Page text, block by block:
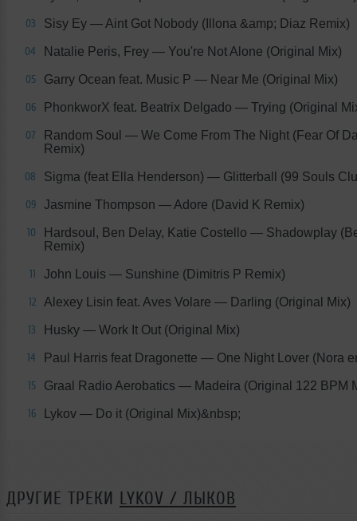
03 Sisy Ey — Aint Got Nobody (Illona &amp; Diaz Remix)
04 Natalie Peris, Frey — You're Not Alone (Original Mix)
05 Garry Ocean feat. Music P — Near Me (Original Mix)
06 PhonkworX feat. Beatrix Delgado — Trying (Original
07 Random Soul — We Come From The Night (Fear Of
Remix)
08 Sigma (feat Ella Henderson) — Glitterball (99 Souls
09 Jasmine Thompson — Adore (David K Remix)
10 Hardsoul, Ben Delay, Katie Costello — Shadowplay
Remix)
11 John Louis — Sunshine (Dimitris P Remix)
12 Alexey Lisin feat. Aves Volare — Darling (Original Mix)
13 Husky — Work It Out (Original Mix)
14 Paul Harris feat Dragonette — One Night Lover (Nora
15 Graal Radio Aerobatics — Madeira (Original 122 BPM
16 Lykov — Do it (Original Mix)&nbsp;
ДРУГИЕ ТРЕКИ LYKOV / ЛЫКОВ